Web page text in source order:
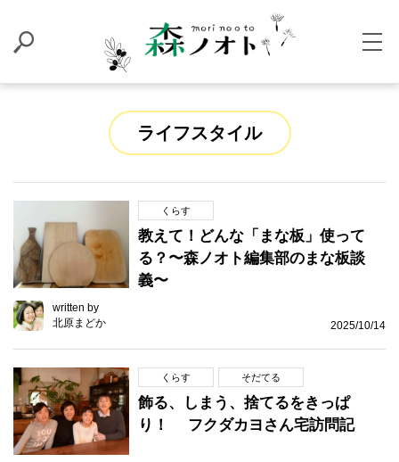
ライフスタイル
くらす
教えて！どんな「まな板」使って
る？〜森ノオト編集部のまな板談
義〜
written by
北原まどか
2025/10/14
くらす そだてる
飾る、しまう、捨てるをきっぱ
り！ フクダカヨさん宅訪問記